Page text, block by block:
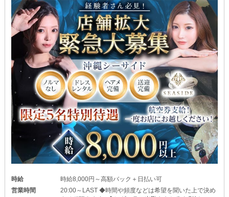
時給
時給8,000円～高額バック＋日払い可
営業時間
20:00～LAST ◆時間や頻度などは希望を聞いた上で決め